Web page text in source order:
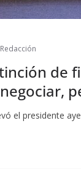
Redacción
de
negociar,
el presidente